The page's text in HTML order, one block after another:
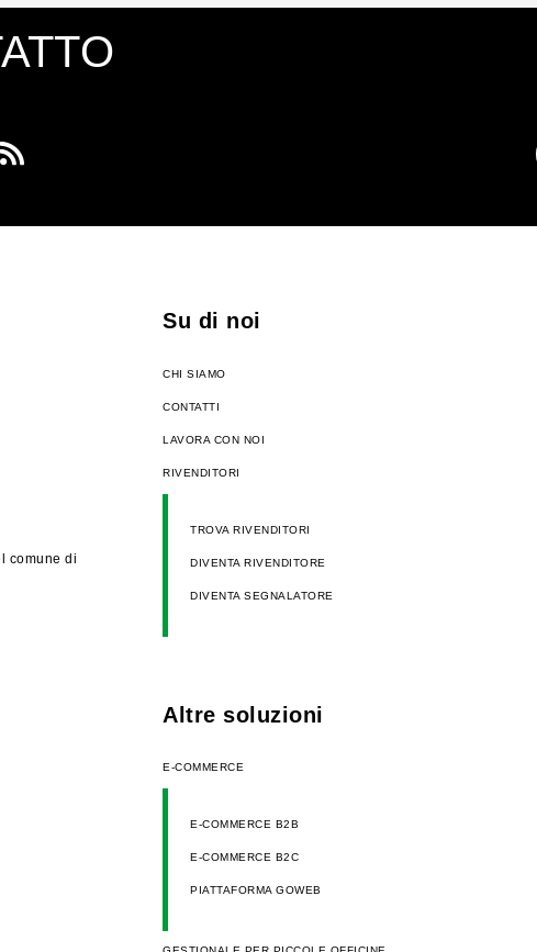
comune di
Su di noi
CHI SIAMO
CONTATTI
LAVORA CON NOI
RIVENDITORI
TROVA RIVENDITORI
DIVENTA RIVENDITORE
DIVENTA SEGNALATORE
Altre soluzioni
E-COMMERCE
E-COMMERCE B2B
E-COMMERCE B2C
PIATTAFORMA GOWEB